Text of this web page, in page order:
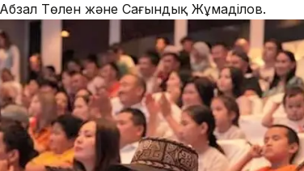
Төлен және Сағындық Жұмаділов.